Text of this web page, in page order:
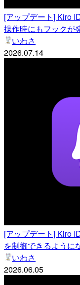
[アップデート] Kiro
操作時にもフックが
いわさ
2026.07.14
[アップデート] Kiro
を制御できるように
いわさ
2026.06.05